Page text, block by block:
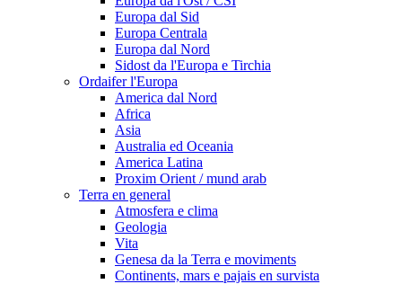
Europa dal Sid
Europa Centrala
Europa dal Nord
Sidost da l'Europa e Tirchia
Ordaifer l'Europa
America dal Nord
Africa
Asia
Australia ed Oceania
America Latina
Proxim Orient / mund arab
Terra en general
Atmosfera e clima
Geologia
Vita
Genesa da la Terra e moviments
Continents, mars e pajais en survista